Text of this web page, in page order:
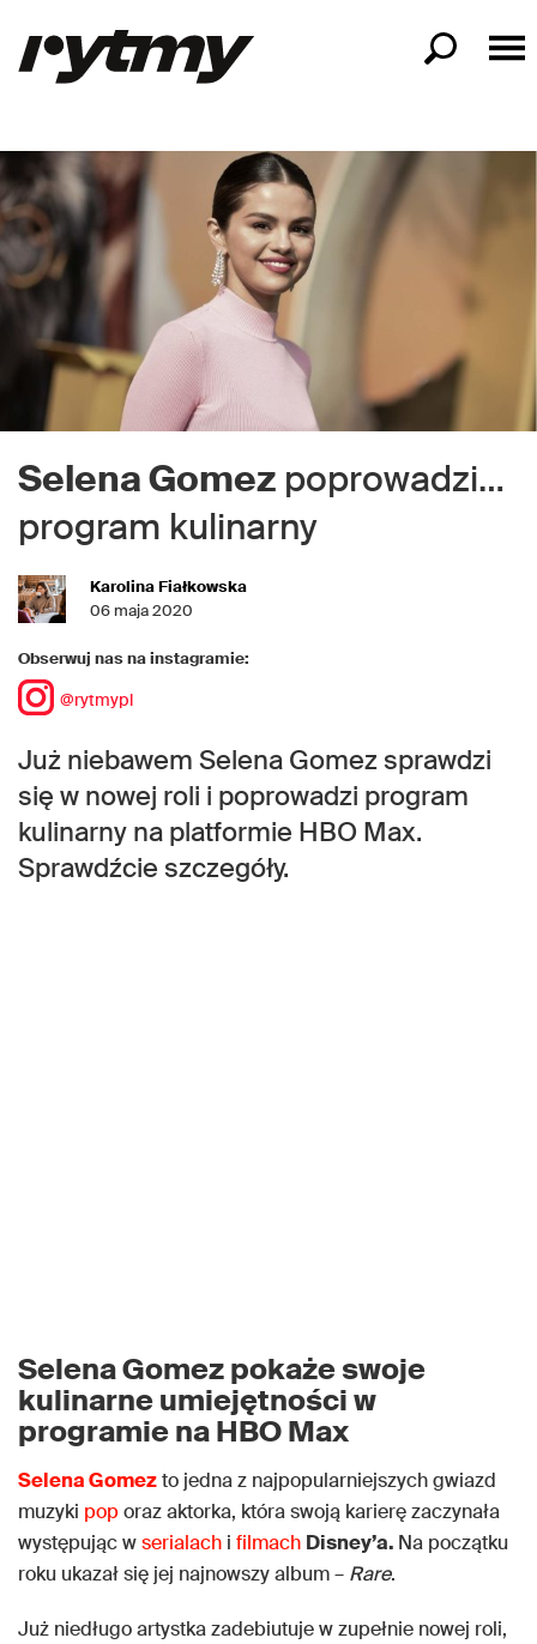
Selena Gomez poprowadzi…
program kulinarny
Karolina Fiałkowska
06 maja 2020
Obserwuj nas na instagramie:
@rytmypl
Już niebawem Selena Gomez sprawdzi
się w nowej roli i poprowadzi program
kulinarny na platformie HBO Max.
Sprawdźcie szczegóły.
Selena Gomez pokaże swoje
kulinarne umiejętności w
programie na HBO Max
Selena Gomezto jedna z najpopularniejszych gwiazd
muzyki poporaz aktorka, która swoją karierę zaczynała
występując wserialach i filmach Disney’a. Na początku
roku ukazał się jej najnowszy album – Rare.
Już niedługo artystka zadebiutuje w zupełnie nowej roli,